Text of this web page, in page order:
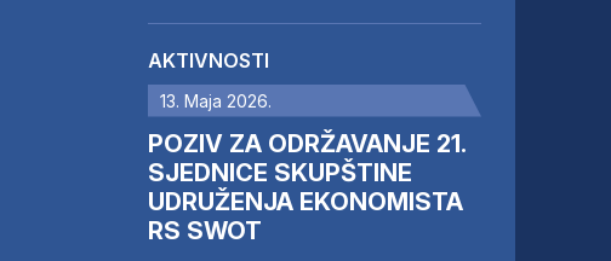
AKTIVNOSTI
13. Maja 2026.
POZIV ZA ODRŽAVANJE 21.
SJEDNICE SKUPŠTINE
UDRUŽENJA EKONOMISTA
RS SWOT